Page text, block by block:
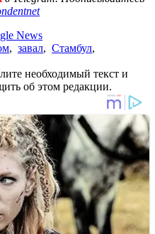
News
, завал, Стамбул,
необходимый текст и
об этом редакции.